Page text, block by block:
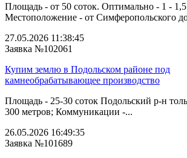
Площадь - от 50 соток. Оптимально - 1 - 1,5
Местоположение - от Симферопольского
27.05.2026 11:38:45
Заявка №102061
Купим землю в Подольском районе под
камнеобрабатывающее производство
Площадь - 25-30 соток Подольский р-н
300 метров; Коммуникации -...
26.05.2026 16:49:35
Заявка №101689